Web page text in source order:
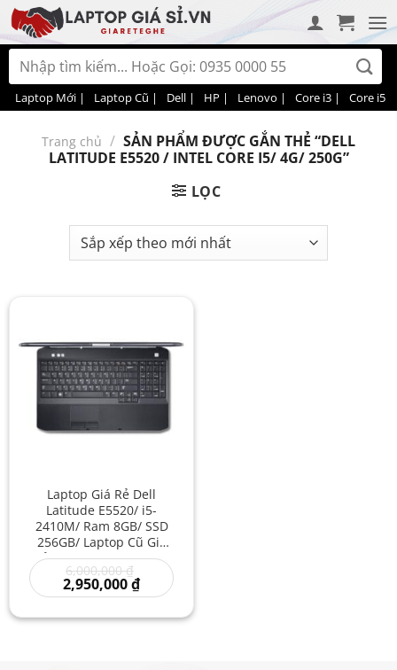
Bỏ
qua
nội
dung
Tìm
kiếm:
Laptop Mới | Laptop Cũ | Dell | HP | Lenovo | Core i3 | Core i5 |
Trang chủ / SẢN PHẨM ĐƯỢC GẮN THẺ “DELL
LATITUDE E5520 / INTEL CORE I5/ 4G/ 250G”
LỌC
Laptop Giá Rẻ Dell
Latitude E5520/ i5-
2410M/ Ram 8GB/ SSD
256GB/ Laptop Cũ Giá
Rẻ/ Laptop Latitute Giá
Rẻ/ Laptop Dell Cũ Cho
Sinh Viên
6,000,000₫
gốc
là:
2,950,000₫Giá
hiện
là: